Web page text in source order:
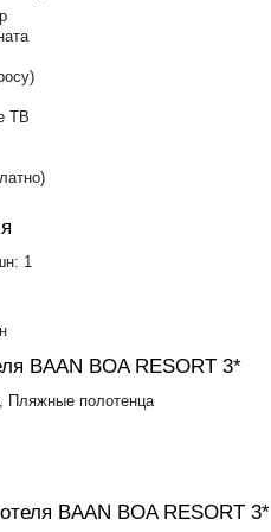
ТВ
1
BAAN BOA RESORT 3*
Пляжные полотенца
BAAN BOA RESORT 3*